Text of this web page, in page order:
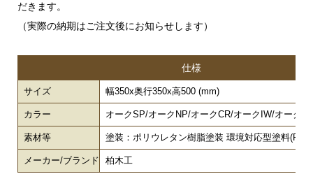
だきます。
（実際の納期はご注文後にお知らせします）
仕様
サイズ 幅350x奥行350x高500 (mm)
カラー オークSP/オークNP/オークCR/オークIW/オーク
素材等 塗装：ポリウレタン樹脂塗装 環境対応型塗料
メーカー/ブランド 柏木工